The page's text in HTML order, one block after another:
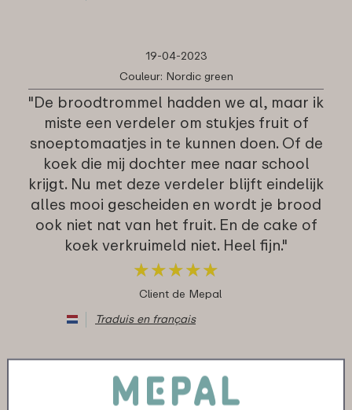
19-04-2023
Couleur: Nordic green
"De broodtrommel hadden we al, maar ik
miste een verdeler om stukjes fruit of
snoeptomaatjes in te kunnen doen. Of de
koek die mij dochter mee naar school
krijgt. Nu met deze verdeler blijft eindelijk
alles mooi gescheiden en wordt je brood
ook niet nat van het fruit. En de cake of
koek verkruimeld niet. Heel fijn."
★★★★★
★★★★★
Client de Mepal
Traduis en français
11-11-2022
Couleur: Nordic green